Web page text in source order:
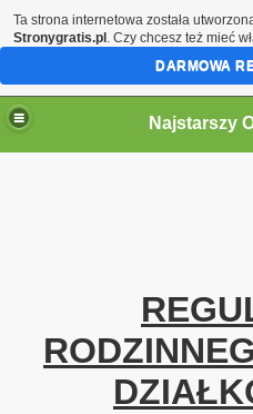
Ta strona internetowa została
Stronygratis.pl . Czy chcesz też mieć
DARMOWA